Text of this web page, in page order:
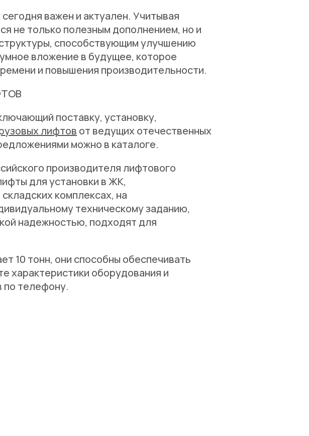
важен и актуален. Учитывая
не только полезным дополнением, но и
способствующим улучшению
вложение в будущее, которое
и повышения производительности.
поставку, установку,
лифтов от ведущих отечественных
можно в каталоге.
производителя лифтового
для установки в ЖК,
комплексах, на
техническому заданию,
надежностью, подходят для
10 тонн, они способны обеспечивать
характеристики оборудования и
по телефону.